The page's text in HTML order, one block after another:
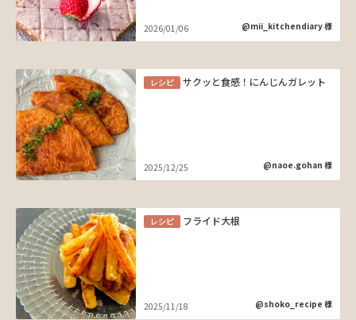
2026/01/06 @mii_kitchendiary 様
レシピ サクッと食感！にんじんガレット
2025/12/25 @naoe.gohan 様
レシピ フライド大根
2025/11/18 @shoko_recipe 様